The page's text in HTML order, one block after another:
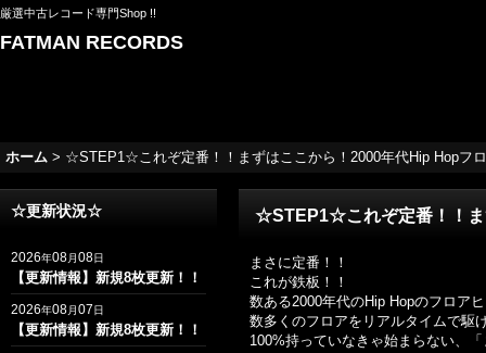
厳選中古レコード専門Shop !!
FATMAN RECORDS
ホーム > ☆STEP1☆これぞ定番！！まずはここから！2000年代Hip Hopフ
☆更新状況☆
2026年08月08日
【更新情報】新規8枚更新！！
2026年08月07日
【更新情報】新規8枚更新！！
☆STEP1☆これぞ定番！！ま
まさに定番！！
これが鉄板！！
数ある2000年代のHip Hopのフロア
数多くのフロアをリアルタイムで駆
100%持っていなきゃ始まらない、